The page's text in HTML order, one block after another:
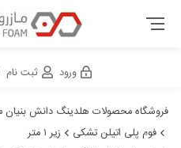
ورود ثبت نام
فروشگاه محصولات هلدینگ دانش بنیان
فوم پلی اتیلن تشکی
زیر ۱ متر